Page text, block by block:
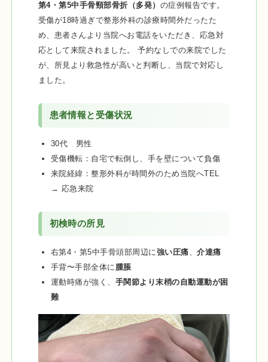
第4・第5中手骨頸部骨折（多発） の症例報告です。
受傷が18時過ぎで整形外科の診療時間外だったた
め、患者さんより当院へお電話をいただき、応急対
応として来院されました。 予約なしでの来院でした
が、所見より救急性が高いと判断し、当院で対応し
ました。
患者情報と受傷状況
30代 男性
受傷機転：自宅で転倒し、手を壁について負傷
来院経緯：整形外科が時間外のため当院へTEL
→ 応急来院
初検時の所見
右第4・第5中手骨頭部周辺に強い圧痛、介達痛
手背〜手部全体に 腫脹
運動時痛が強く、 手関節より末梢の自動運動が困
難